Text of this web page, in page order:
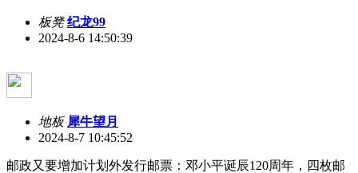
板凳 纪龙99
2024-8-6 14:50:39
地板 犀牛望月
2024-8-7 10:45:52
邮政又要增加计划外发行邮票：邓小平诞辰120周年，四枚邮